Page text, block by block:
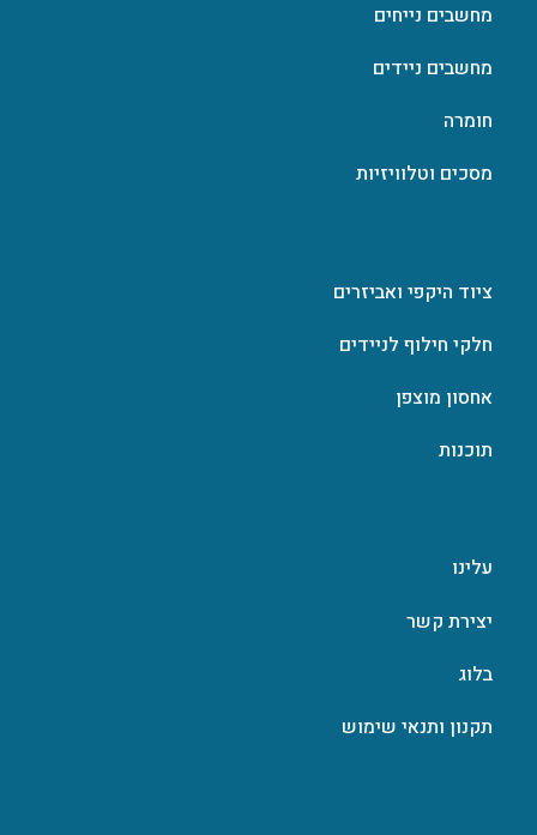
מחשבים נייחים
מחשבים ניידים
חומרה
מסכים וטלוויזיות
ציוד היקפי ואביזרים
חלקי חילוף לניידים
אחסון מוצפן
תוכנות
עלינו
יצירת קשר
בלוג
תקנון ותנאי שימוש